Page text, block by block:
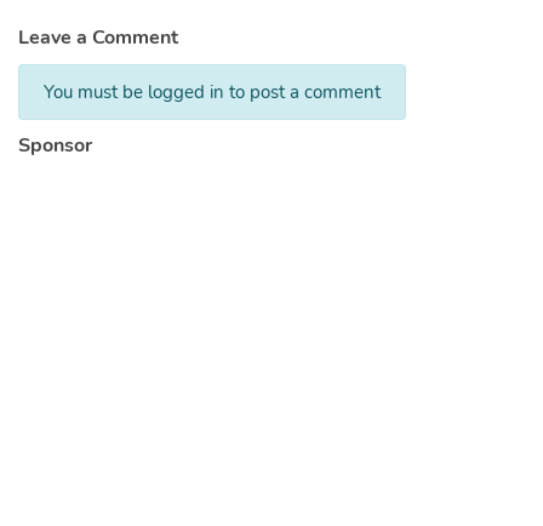
Leave a Comment
You must be logged in to post a comment
Sponsor